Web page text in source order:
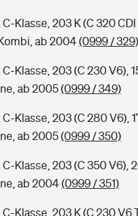
Klasse, 203 K (C 320 CDI
ab 2004(0999 / 329)
Klasse, 203 (C 230 V6),
ab 2005(0999 / 349)
Klasse, 203 (C 280 V6),
ab 2005(0999 / 350)
Klasse, 203 (C 350 V6),
ab 2004(0999 / 351)
Klasse, 203 K (C 230 V6